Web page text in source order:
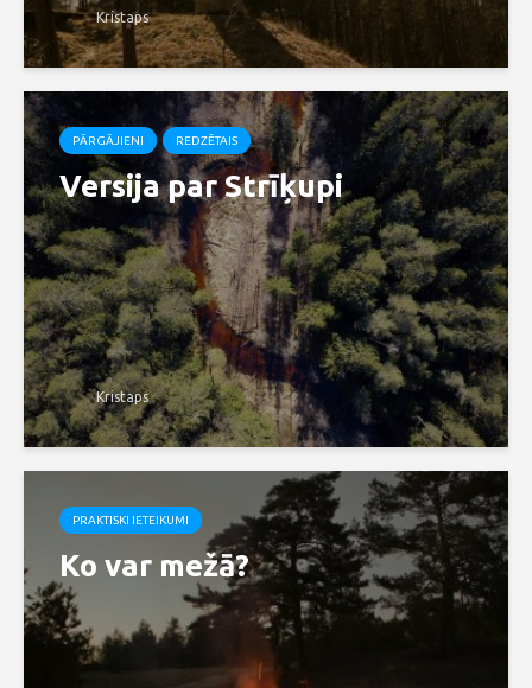
Kristaps
PĀRGĀJIENI REDZĒTAIS
Versija par Strīķupi
Kristaps
PRAKTISKI IETEIKUMI
Ko var mežā?